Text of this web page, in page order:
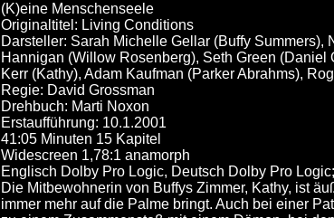
(K)eine Menschenseele
Originaltitel: Living Conditions
Darsteller: Sarah Michelle Gellar (Buffy
Hannigan (Willow Rosenberg), Seth Green
Kerr (Kathy), Adam Kaufman (Parker Abrahms),
Regie: David Grossman
Drehbuch: Marti Noxon
Erstaufführung: 10.1.2001
41:05 Minuten 15 Kapitel
Widescreen 1,78:1 anamorph
Englisch Dolby Pro Logic, Deutsch Dolby Pro
Die Mitbewohnerin von Buffys Zimmer, Kathy, ist
immer mehr auf die Palme bringt. Auch bei einer